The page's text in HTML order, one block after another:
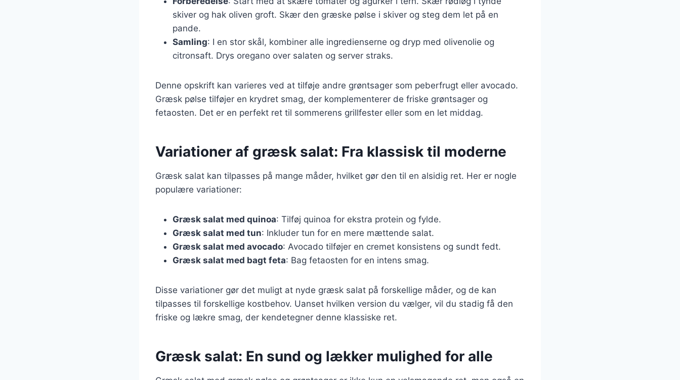
skiver og hak oliven groft. Skær den græske pølse i skiver og steg dem let på en
pande.
Samling: I en stor skål, kombiner alle ingredienserne og dryp med olivenolie og
citronsaft. Drys oregano over salaten og server straks.
Denne opskrift kan varieres ved at tilføje andre grøntsager som peberfrugt eller avocado.
Græsk pølse tilføjer en krydret smag, der komplementerer de friske grøntsager og
fetaosten. Det er en perfekt ret til sommerens grillfester eller som en let middag.
Variationer af græsk salat: Fra klassisk til moderne
Græsk salat kan tilpasses på mange måder, hvilket gør den til en alsidig ret. Her er nogle
populære variationer:
Græsk salat med quinoa: Tilføj quinoa for ekstra protein og fylde.
Græsk salat med tun: Inkluder tun for en mere mættende salat.
Græsk salat med avocado: Avocado tilføjer en cremet konsistens og sundt fedt.
Græsk salat med bagt feta: Bag fetaosten for en intens smag.
Disse variationer gør det muligt at nyde græsk salat på forskellige måder, og de kan
tilpasses til forskellige kostbehov. Uanset hvilken version du vælger, vil du stadig få den
friske og lækre smag, der kendetegner denne klassiske ret.
Græsk salat: En sund og lækker mulighed for alle